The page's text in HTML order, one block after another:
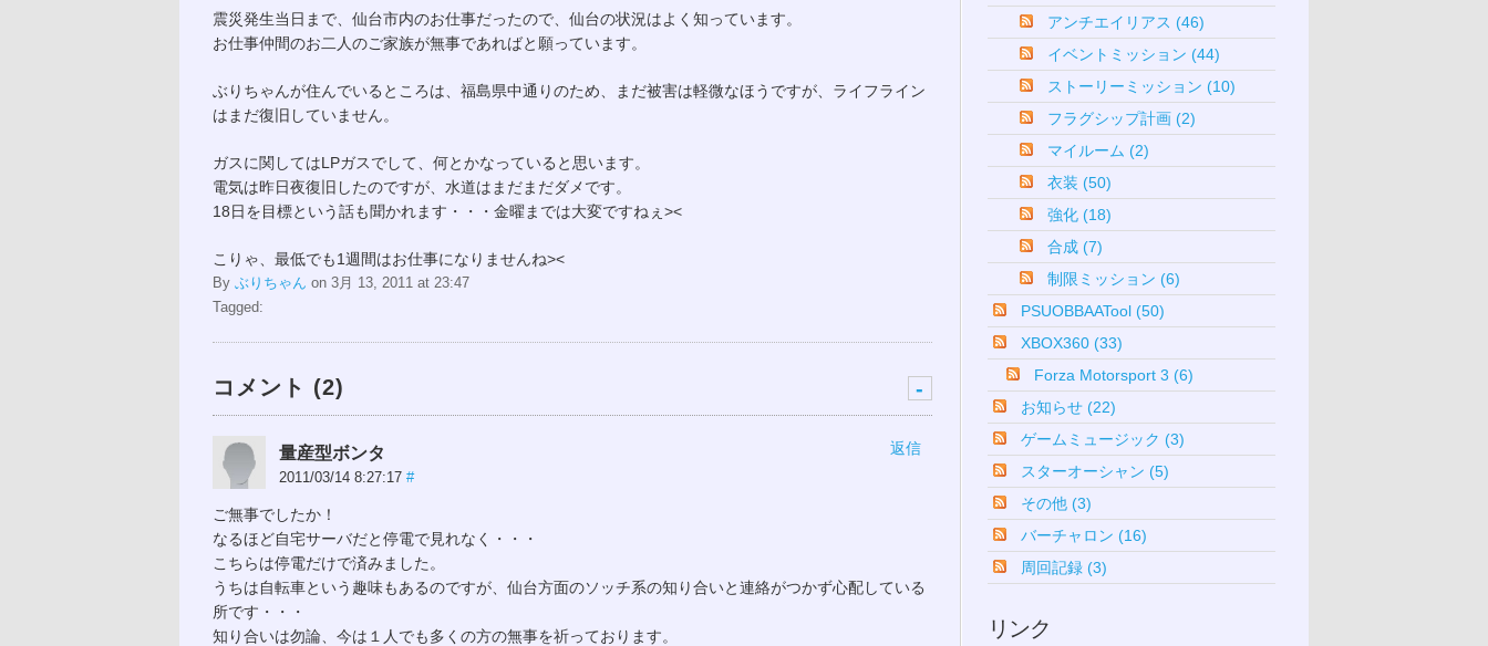
震災発生当日まで、仙台市内のお仕事だったので、仙台の状況はよく知っています。
お仕事仲間のお二人のご家族が無事であればと願っています。
ぶりちゃんが住んでいるところは、福島県中通りのため、まだ被害は軽微なほうですが、ライフライン
はまだ復旧していません。
ガスに関してはLPガスでして、何とかなっていると思います。
電気は昨日夜復旧したのですが、水道はまだまだダメです。
18日を目標という話も聞かれます・・・金曜までは大変ですねぇ><
こりゃ、最低でも1週間はお仕事になりませんね><
By ぶりちゃん on 3月 13, 2011 at 23:47
Tagged:
コメント (2) -
返信
量産型ボンタ
2011/03/14 8:27:17 #
ご無事でしたか！
なるほど自宅サーバだと停電で見れなく・・・
こちらは停電だけで済みました。
うちは自転車という趣味もあるのですが、仙台方面のソッチ系の知り合いと連絡がつかず心配している
所です・・・
知り合いは勿論、今は１人でも多くの方の無事を祈っております。
アンチエイリアス (46)
イベントミッション (44)
ストーリーミッション (10)
フラグシップ計画 (2)
マイルーム (2)
衣装 (50)
強化 (18)
合成 (7)
制限ミッション (6)
PSUOBBAATool (50)
XBOX360 (33)
Forza Motorsport 3 (6)
お知らせ (22)
ゲームミュージック (3)
スターオーシャン (5)
その他 (3)
バーチャロン (16)
周回記録 (3)
リンク